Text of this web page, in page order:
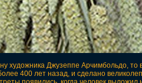
художника Джузеппе Арчимбольдо,
400 лет назад, и сделано